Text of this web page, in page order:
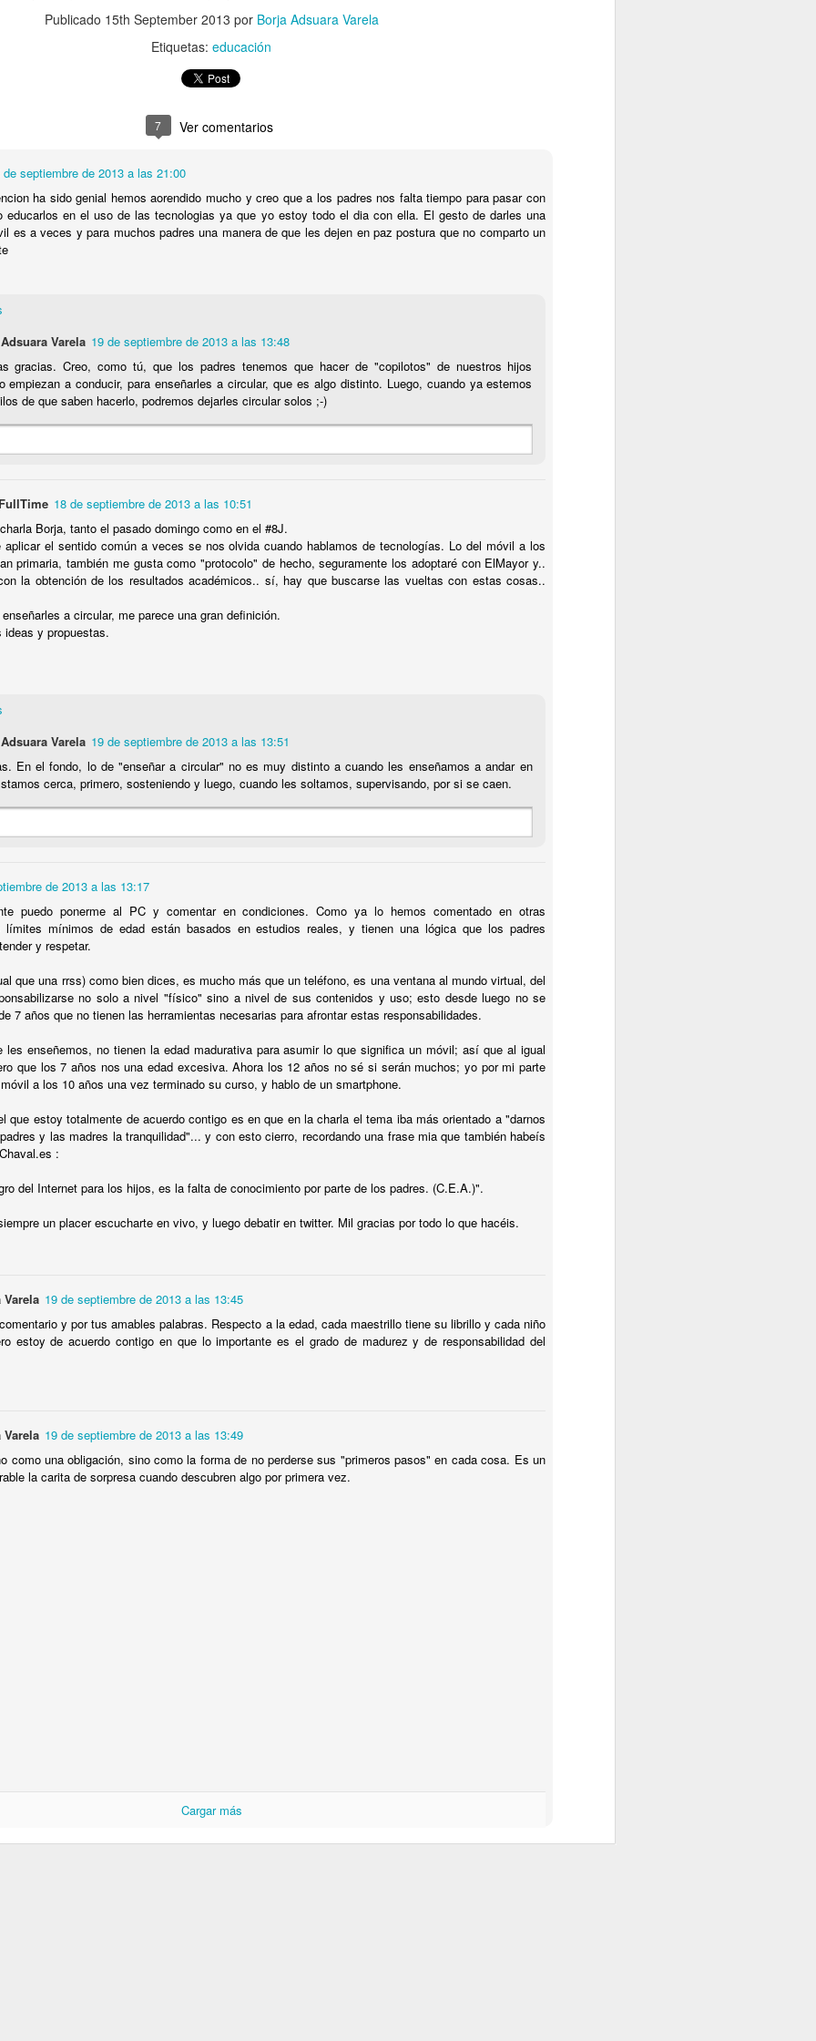
Publicado 15th September 2013 por Borja Adsuara Varela
Etiquetas: educación
7 Ver comentarios
de septiembre de 2013 a las 21:00
ha sido genial hemos aorendido mucho y creo que a los padres nos falta tiempo para pasar con
educarlos en el uso de las tecnologias ya que yo estoy todo el dia con ella. El gesto de darles una
es a veces y para muchos padres una manera de que les dejen en paz postura que no comparto un
Varela 19 de septiembre de 2013 a las 13:48
gracias. Creo, como tú, que los padres tenemos que hacer de "copilotos" de nuestros hijos
empiezan a conducir, para enseñarles a circular, que es algo distinto. Luego, cuando ya estemos
de que saben hacerlo, podremos dejarles circular solos ;-)
18 de septiembre de 2013 a las 10:51
Borja, tanto el pasado domingo como en el #8J.
aplicar el sentido común a veces se nos olvida cuando hablamos de tecnologías. Lo del móvil a los
primaria, también me gusta como "protocolo" de hecho, seguramente los adoptaré con ElMayor y..
la obtención de los resultados académicos.. sí, hay que buscarse las vueltas con estas cosas..
a circular, me parece una gran definición.
ideas y propuestas.
Varela 19 de septiembre de 2013 a las 13:51
En el fondo, lo de "enseñar a circular" no es muy distinto a cuando les enseñamos a andar en
cerca, primero, sosteniendo y luego, cuando les soltamos, supervisando, por si se caen.
de 2013 a las 13:17
puedo ponerme al PC y comentar en condiciones. Como ya lo hemos comentado en otras
límites mínimos de edad están basados en estudios reales, y tienen una lógica que los padres
y respetar.
que una rrss) como bien dices, es mucho más que un teléfono, es una ventana al mundo virtual, del
no solo a nivel "físico" sino a nivel de sus contenidos y uso; esto desde luego no se
7 años que no tienen las herramientas necesarias para afrontar estas responsabilidades.
les enseñemos, no tienen la edad madurativa para asumir lo que significa un móvil; así que al igual
que los 7 años nos una edad excesiva. Ahora los 12 años no sé si serán muchos; yo por mi parte
a los 10 años una vez terminado su curso, y hablo de un smartphone.
que estoy totalmente de acuerdo contigo es en que en la charla el tema iba más orientado a "darnos
y las madres la tranquilidad"... y con esto cierro, recordando una frase mia que también habeís
:
del Internet para los hijos, es la falta de conocimiento por parte de los padres. (C.E.A.)".
un placer escucharte en vivo, y luego debatir en twitter. Mil gracias por todo lo que hacéis.
19 de septiembre de 2013 a las 13:45
y por tus amables palabras. Respecto a la edad, cada maestrillo tiene su librillo y cada niño
estoy de acuerdo contigo en que lo importante es el grado de madurez y de responsabilidad del
19 de septiembre de 2013 a las 13:49
como una obligación, sino como la forma de no perderse sus "primeros pasos" en cada cosa. Es un
la carita de sorpresa cuando descubren algo por primera vez.
Cargar más
impedir el fácil acceso de los menores al 'porno' online?
no es sólo una serie. Es una terrible realidad
se ha escrito con ayuda de la Inteligencia Artificial
lo llaman “moderación de contenidos” cuando quieren decir “censura”?
está para resolver problemas, no para crearlos
-y cómo- protegen a nuestros hijos en las plataformas digitales?
dónde puede 'espiarnos' Hacienda legalmente?
eléctricas domésticas o aparatos electrodomésticos?
de los ciberdelitos (conocidos) en España es del 99,5%
los paparazzi y la Ley del 'sólo sí es sí'
en el ‘metaverso’ es una infidelidad o un ‘metabeso’?
secuestrado… mi Libertad de Expresión!
sociales: Libertad con ira
mismo citar que incitar
lo llaman “moderación de contenidos” cuando quieren decir “censura”?
¿pagarías ocho dólares por poder conversar en ‘modo moderado’?
controlará la ‘desinformación’ y el ‘discurso del odio’ en Internet?
Otro efecto contradictorio de la Ley del "solo sí es sí"
se prohibirán los anuncios en los que aparece solo gente guapa!
con 'venirse arriba', no prometas cosas que no puedes cumplir
ha muerto!, ¡Viva ABBA!: "El ganador se lo lleva todo"
Publicado 1st January 2023 porBorja Adsuara Varela
1 Ver comentarios
septiembre de 2025 a las 12:18
jugadores en Panamá una experiencia completa, con miles de juegos de casino y opciones de